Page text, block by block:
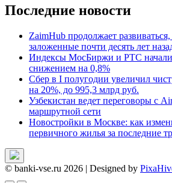
Последние новости
ZaimHub продолжает
заложенные почти десять лет
Индексы МосБиржи и РТС
снижением на 0,8%
Сбер в I полугодии увеличил
на 20%, до 995,3 млрд руб.
Узбекистан ведет переговоры с
маршрутной сети
Новостройки в Москве: как
первичного жилья за последние
© banki-vse.ru 2026 | Designed by